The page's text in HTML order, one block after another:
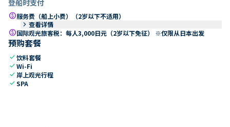
登船时支付
paid服务费（船上小费）（2岁以下不适用）
keyboard_arrow_right 查看详情
paid国际观光旅客税：每人3,000日元（2岁以下免征） ※仅限从日本出发
预购套餐
check饮料套餐
checkWi-Fi
check 岸上观光行程
checkSPA